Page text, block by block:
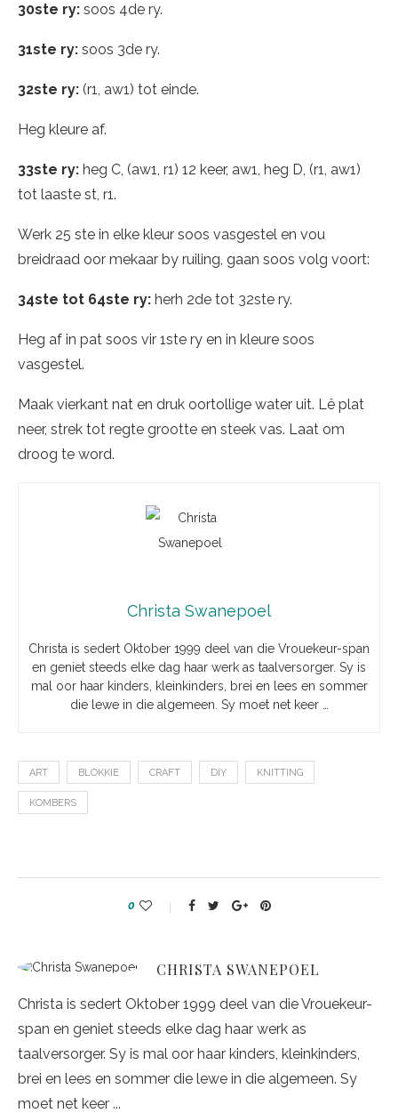
30ste ry: soos 4de ry.
31ste ry: soos 3de ry.
32ste ry: (r1, aw1) tot einde.
Heg kleure af.
33ste ry: heg C, (aw1, r1) 12 keer, aw1, heg D, (r1, aw1)
tot laaste st, r1.
Werk 25 ste in elke kleur soos vasgestel en vou
breidraad oor mekaar by ruiling, gaan soos volg voort:
34ste tot 64ste ry: herh 2de tot 32ste ry.
Heg af in pat soos vir 1ste ry en in kleure soos
vasgestel.
Maak vierkant nat en druk oortollige water uit. Lê plat
neer, strek tot regte grootte en steek vas. Laat om
droog te word.
Christa Swanepoel
Christa is sedert Oktober 1999 deel van die Vrouekeur-span
en geniet steeds elke dag haar werk as taalversorger. Sy is
mal oor haar kinders, kleinkinders, brei en lees en sommer
die lewe in die algemeen. Sy moet net keer …
ART BLOKKIE CRAFT DIY KNITTING
KOMBERS
0
CHRISTA SWANEPOEL
Christa is sedert Oktober 1999 deel van die Vrouekeur-
span en geniet steeds elke dag haar werk as
taalversorger. Sy is mal oor haar kinders, kleinkinders,
brei en lees en sommer die lewe in die algemeen. Sy
moet net keer ...